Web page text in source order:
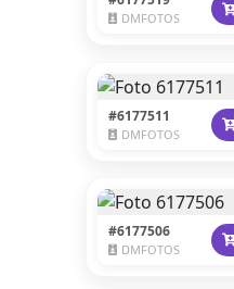
DMFOTOS
#6177511
DMFOTOS
#6177506
DMFOTOS